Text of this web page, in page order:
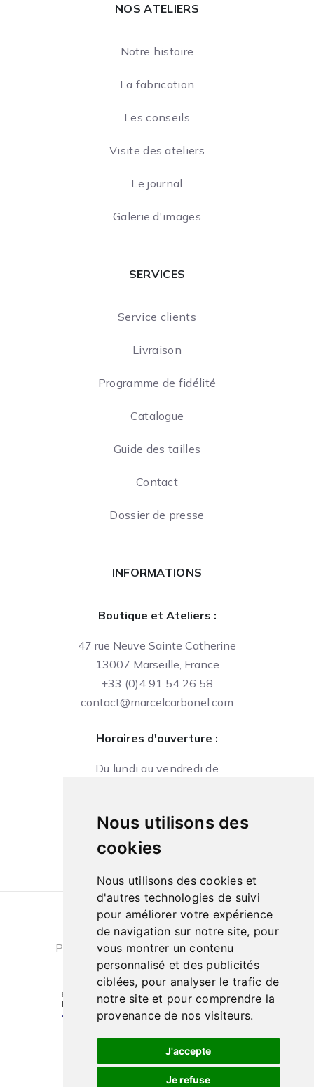
Nous utilisons des
cookies
Nous utilisons des cookies et
d'autres technologies de suivi
pour améliorer votre expérience
de navigation sur notre site, pour
vous montrer un contenu
personnalisé et des publicités
ciblées, pour analyser le trafic de
notre site et pour comprendre la
provenance de nos visiteurs.
J'accepte
Je refuse
NOS ATELIERS
Notre histoire
La fabrication
Les conseils
Visite des ateliers
Le journal
Galerie d'images
SERVICES
Service clients
Livraison
Programme de fidélité
Catalogue
Guide des tailles
Contact
Dossier de presse
INFORMATIONS
Boutique et Ateliers :
47 rue Neuve Sainte Catherine
13007 Marseille, France
+33 (0)4 91 54 26 58
contact@marcelcarbonel.com
Horaires d'ouverture :
Du lundi au vendredi de
10h à 13h et de 14h à 18h
Conditions générales de ventes
|
Politique de confidentialité
| Cookies